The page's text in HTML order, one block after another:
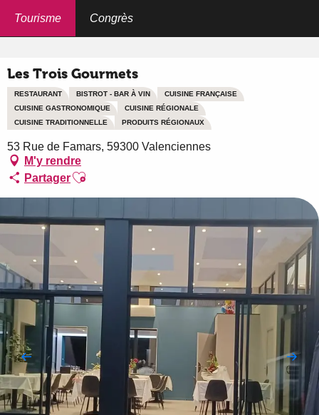
Tourisme Congrès
Les Trois Gourmets
RESTAURANT BISTROT - BAR À VIN
CUISINE FRANÇAISE
CUISINE GASTRONOMIQUE
CUISINE RÉGIONALE
CUISINE TRADITIONNELLE
PRODUITS RÉGIONAUX
53 Rue de Famars, 59300 Valenciennes
M'y rendre
PartagerAjouter aux favoris